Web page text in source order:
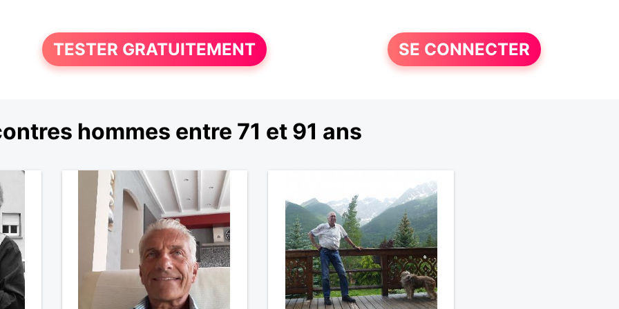
TESTER GRATUITEMENT SE CONNECTER
hommes entre 71 et 91 ans